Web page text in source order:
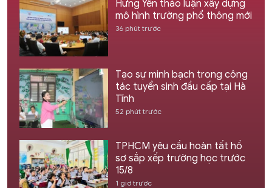
Hưng Yên thảo luận xây dựng
mô hình trường phổ thông mới
36 phút trước
Tạo sự minh bạch trong công
tác tuyển sinh đầu cấp tại Hà
Tĩnh
52 phút trước
TPHCM yêu cầu hoàn tất hồ
sơ sắp xếp trường học trước
15/8
1 giờ trước